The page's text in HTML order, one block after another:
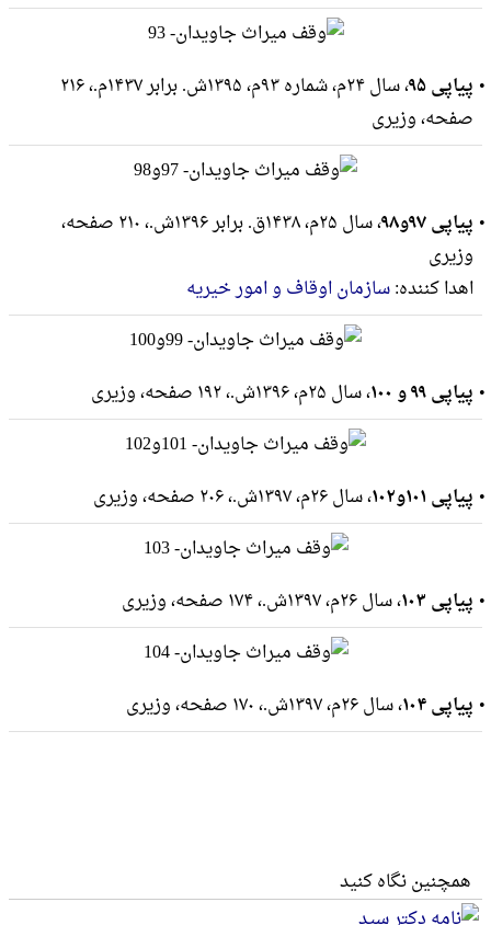
پیاپی ۹۵
، سال ۲۴م، شماره ۹۳م، ۱۳۹۵ش. برابر ۱۴۳۷م.، ۲۱۶
صفحه، وزيرى
پیاپی ۹۷و۹۸
، سال ۲۵م، ۱۴۳۸ق. برابر ۱۳۹۶ش.، ۲۱۰ صفحه،
وزيرى
اهدا کننده:سازمان اوقاف و امور خیریه
پیاپی ۹۹ و ۱۰۰ ، سال ۲۵م، ۱۳۹۶ش.، ۱۹۲ صفحه، وزيرى
پیاپی ۱۰۱و۱۰۲ ، سال ۲۶م، ۱۳۹۷ش.، ۲۰۶ صفحه، وزيرى
پیاپی ۱۰۳ ، سال ۲۶م، ۱۳۹۷ش.، ۱۷۴ صفحه، وزيرى
پیاپی ۱۰۴ ، سال ۲۶م، ۱۳۹۷ش.، ۱۷۰ صفحه، وزيرى
همچنین نگاه کنید